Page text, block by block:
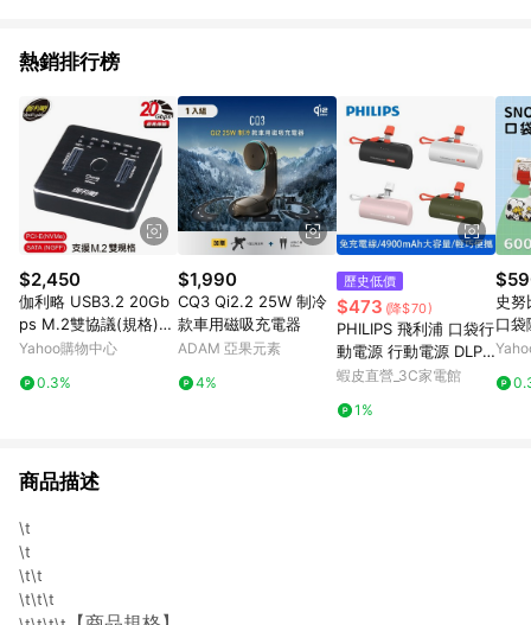
熱銷排行榜
$2,450
伽利略 USB3.2 20Gb
ps M.2雙協議(規格)
對拷(拷貝)機 (DMC32
Yahoo購物中心
0.3%
$1,990
CQ3 Qi2.2 25W 制冷
款車用磁吸充電器
ADAM 亞果元素
4%
歷史低價
$473 (降$70)
PHILIPS 飛利浦 口袋行
動電源 行動電源 DLP2
550 現貨 廠商直送
蝦皮直營_3C家電館
1%
史努
口袋
E-
商品描述
\t
\t
\t\t
\t\t\t